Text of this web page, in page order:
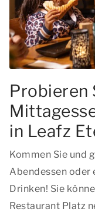
Probieren
in Leafz
Kommen Sie und
Abendessen oder
Drinken! Sie
Restaurant Platz